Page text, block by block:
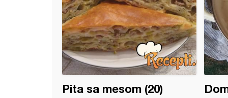
Pita sa mesom (20)